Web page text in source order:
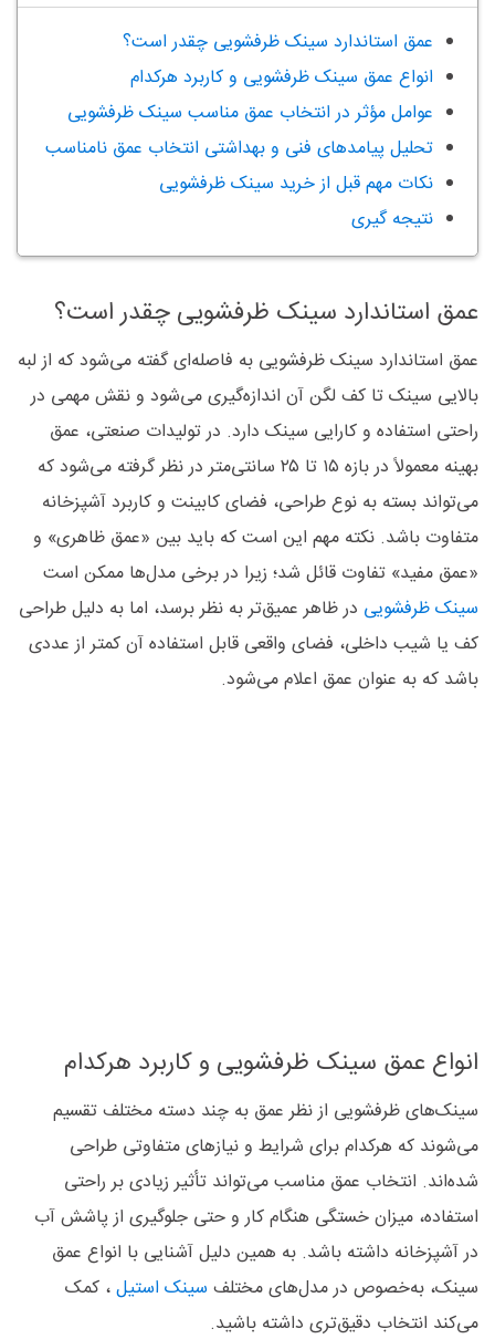
عمق استاندارد سینک ظرفشویی چقدر است؟
انواع عمق سینک ظرفشویی و کاربرد هرکدام
عوامل مؤثر در انتخاب عمق مناسب سینک ظرفشویی
تحلیل پیامدهای فنی و بهداشتی انتخاب عمق نامناسب
نکات مهم قبل از خرید سینک ظرفشویی
نتیجه گیری
عمق استاندارد سینک ظرفشویی چقدر است؟
عمق استاندارد سینک ظرفشویی به فاصله‌ای گفته می‌شود که از لبه
بالایی سینک تا کف لگن آن اندازه‌گیری می‌شود و نقش مهمی در
راحتی استفاده و کارایی سینک دارد. در تولیدات صنعتی، عمق
بهینه معمولاً در بازه ۱۵ تا ۲۵ سانتی‌متر در نظر گرفته می‌شود که
می‌تواند بسته به نوع طراحی، فضای کابینت و کاربرد آشپزخانه
متفاوت باشد. نکته مهم این است که باید بین «عمق ظاهری» و
«عمق مفید» تفاوت قائل شد؛ زیرا در برخی مدل‌ها ممکن است
سینک ظرفشویی در ظاهر عمیق‌تر به نظر برسد، اما به دلیل طراحی
کف یا شیب داخلی، فضای واقعی قابل استفاده آن کمتر از عددی
باشد که به‌ عنوان عمق اعلام می‌شود.
انواع عمق سینک ظرفشویی و کاربرد هرکدام
سینک‌های ظرفشویی از نظر عمق به چند دسته مختلف تقسیم
می‌شوند که هرکدام برای شرایط و نیازهای متفاوتی طراحی
شده‌اند. انتخاب عمق مناسب می‌تواند تأثیر زیادی بر راحتی
استفاده، میزان خستگی هنگام کار و حتی جلوگیری از پاشش آب
در آشپزخانه داشته باشد. به همین دلیل آشنایی با انواع عمق
سینک، به‌خصوص در مدل‌های مختلف سینک استیل، کمک
می‌کند انتخاب دقیق‌تری داشته باشید.